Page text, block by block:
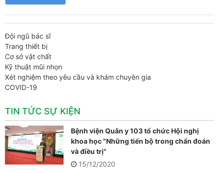
Đội ngũ bác sĩ
Trang thiết bị
Cơ sở vật chất
Kỹ thuật mũi nhọn
Xét nghiệm theo yêu cầu và khám chuyên gia
COVID-19
TIN TỨC SỰ KIỆN
Bệnh viện Quân y 103 tổ chức Hội nghị
khoa học "Những tiến bộ trong chẩn đoán
và điều trị"
15/12/2020